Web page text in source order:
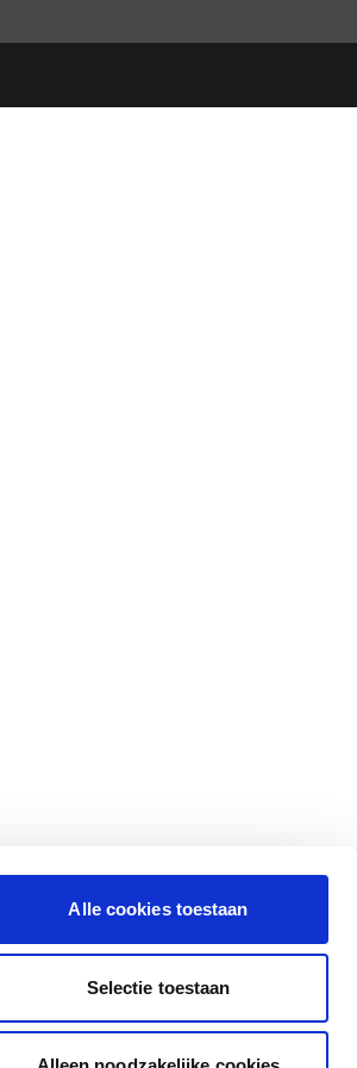
Alle cookies toestaan
Selectie toestaan